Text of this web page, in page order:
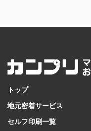
トップ
地元密着サービス
セルフ印刷一覧